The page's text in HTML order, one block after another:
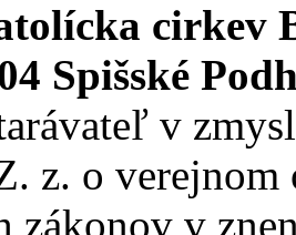
cirkev
Spišské
v
z. o verejnom
zákonov v